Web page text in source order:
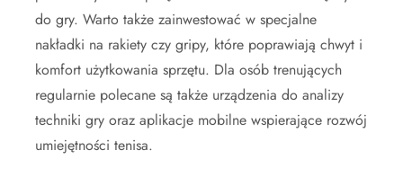
do gry. Warto także zainwestować w specjalne
nakładki na rakiety czy gripy, które poprawiają chwyt i
komfort użytkowania sprzętu. Dla osób trenujących
regularnie polecane są także urządzenia do analizy
techniki gry oraz aplikacje mobilne wspierające rozwój
umiejętności tenisa.